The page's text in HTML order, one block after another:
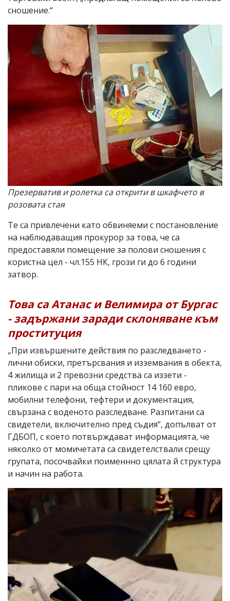
сношение.“
Презерватив и ролетка са открити в шкафчето в
розовата стая
Те са привлечени като обвиняеми с постановление
на наблюдаващия прокурор за това, че са
предоставяли помещение за полови сношения с
користна цел - чл.155 НК, грози ги до 6 години
затвор.
Това са Атанас и Велимира от Бургас
- задържани заради склоняване към
проституция
„При извършените действия по разследването -
лични обиски, претърсвания и изземвания в обекта,
4 жилища и 2 превозни средства са иззети -
пликове с пари на обща стойност 14 160 евро,
мобилни телефони, тефтери и документация,
свързана с воденото разследване. Разпитани са
свидетели, включително пред съдия“, допълват от
ГДБОП, с което потвърждават информацията, че
няколко от момичетата са свидетелствали срещу
групата, посочвайки поименнно цялата й структура
и начин на работа.